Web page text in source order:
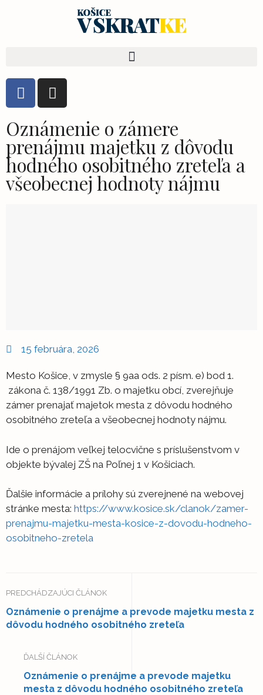
Oznámenie o zámere
prenájmu majetku z dôvodu
hodného osobitného zreteľa a
všeobecnej hodnoty nájmu
15 februára, 2026
Mesto Košice, v zmysle § 9aa ods. 2 písm. e) bod 1.
zákona č. 138/1991 Zb. o majetku obcí, zverejňuje
zámer prenajať majetok mesta z dôvodu hodného
osobitného zreteľa a všeobecnej hodnoty nájmu.
Ide o prenájom veľkej telocvične s príslušenstvom v
objekte bývalej ZŠ na Poľnej 1 v Košiciach.
Ďalšie informácie a prílohy sú zverejnené na webovej
stránke mesta: https://www.kosice.sk/clanok/zamer-
prenajmu-majetku-mesta-kosice-z-dovodu-hodneho-
osobitneho-zretela
PREDCHÁDZAJÚCI ČLÁNOK
Oznámenie o prenájme a prevode majetku mesta z
dôvodu hodného osobitného zreteľa
ĎALŠÍ ČLÁNOK
Oznámenie o prenájme a prevode majetku
mesta z dôvodu hodného osobitného zreteľa